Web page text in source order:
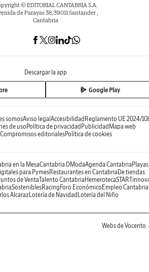
© EDITORIAL CANTABRIA S.A.
de Parayas 38, 39011 Santander ,
Cantabria
Descargar la app
Google Play
somosAviso legal Accesibilidad Reglamento UE 2024/
de usoPolítica de privacidad Publicidad Mapa web
Compromisos editorialesPolítica de cookies
en la MesaCantabria DModaAgenda Cantabria Playas
para PymesRestaurantes en Cantabria De tiendas
de VentaTalento Cantabria Hemeroteca
SosteniblesRacing Foro Económico Empleo Cantabria
AlcarazLotería de Navidad Lotería del Niño
Webs de Vocento